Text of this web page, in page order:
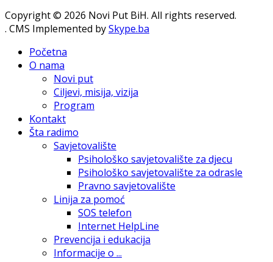
Copyright © 2026 Novi Put BiH. All rights reserved.
. CMS Implemented bySkype.ba
Početna
O nama
Novi put
Ciljevi, misija, vizija
Program
Kontakt
Šta radimo
Savjetovalište
Psihološko savjetovalište za djecu
Psihološko savjetovalište za odrasle
Pravno savjetovalište
Linija za pomoć
SOS telefon
Internet HelpLine
Prevencija i edukacija
Informacije o ...